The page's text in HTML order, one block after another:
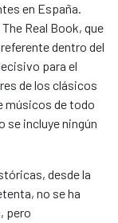
en España.
Real Book, que
dentro del
para el
de los clásicos
músicos de todo
se incluye ningún
desde la
no se ha
pero